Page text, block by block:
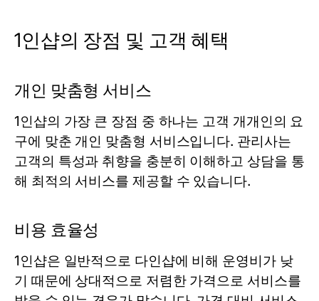
1인샵의 장점 및 고객 혜택
개인 맞춤형 서비스
1인샵의 가장 큰 장점 중 하나는 고객 개개인의 요
구에 맞춘 개인 맞춤형 서비스입니다. 관리사는
고객의 특성과 취향을 충분히 이해하고 상담을 통
해 최적의 서비스를 제공할 수 있습니다.
비용 효율성
1인샵은 일반적으로 다인샵에 비해 운영비가 낮
기 때문에 상대적으로 저렴한 가격으로 서비스를